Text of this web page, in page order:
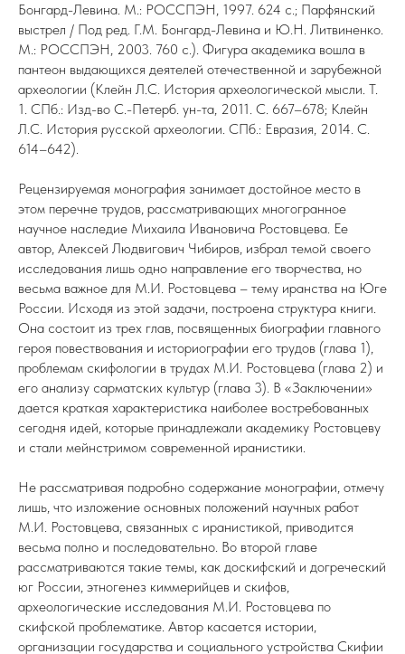
Бонгард-Левина. М.: РОССПЭН, 1997. 624 с.; Парфянский
выстрел / Под ред. Г.М. Бонгард-Левина и Ю.Н. Литвиненко.
М.: РОССПЭН, 2003. 760 с.). Фигура академика вошла в
пантеон выдающихся деятелей отечественной и зарубежной
археологии (Клейн Л.С. История археологической мысли. Т.
1. СПб.: Изд-во С.-Петерб. ун-та, 2011. С. 667–678; Клейн
Л.С. История русской археологии. СПб.: Евразия, 2014. С.
614–642).
Рецензируемая монография занимает достойное место в
этом перечне трудов, рассматривающих многогранное
научное наследие Михаила Ивановича Ростовцева. Ее
автор, Алексей Людвигович Чибиров, избрал темой своего
исследования лишь одно направление его творчества, но
весьма важное для М.И. Ростовцева – тему иранства на Юге
России. Исходя из этой задачи, построена структура книги.
Она состоит из трех глав, посвященных биографии главного
героя повествования и историографии его трудов (глава 1),
проблемам скифологии в трудах М.И. Ростовцева (глава 2) и
его анализу сарматских культур (глава 3). В «Заключении»
дается краткая характеристика наиболее востребованных
сегодня идей, которые принадлежали академику Ростовцеву
и стали мейнстримом современной иранистики.
Не рассматривая подробно содержание монографии, отмечу
лишь, что изложение основных положений научных работ
М.И. Ростовцева, связанных с иранистикой, приводится
весьма полно и последовательно. Во второй главе
рассматриваются такие темы, как доскифский и догреческий
юг России, этногенез киммерийцев и скифов,
археологические исследования М.И. Ростовцева по
скифской проблематике. Автор касается истории,
организации государства и социального устройства Скифии